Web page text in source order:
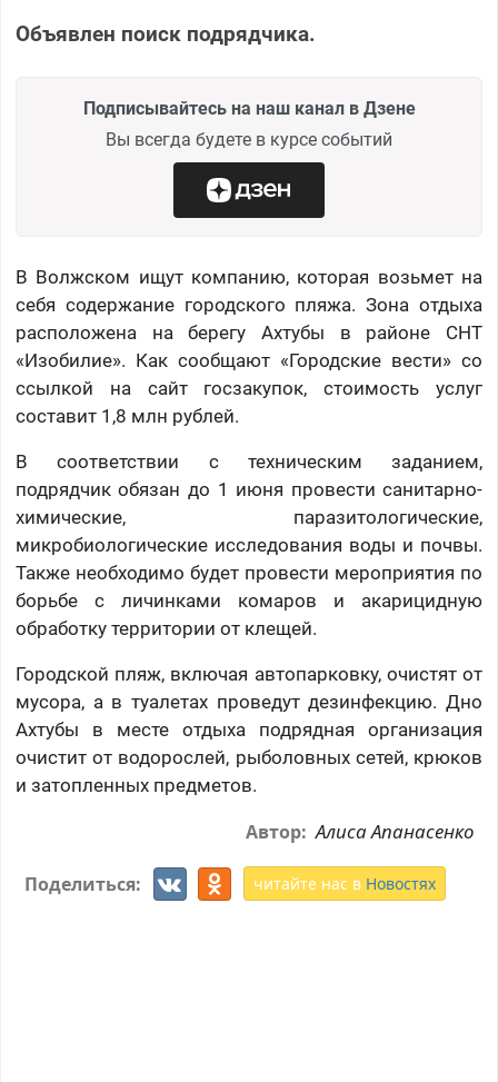
Объявлен поиск подрядчика.
Подписывайтесь на наш канал в Дзене
Вы всегда будете в курсе событий
В Волжском ищут компанию, которая возьмет на
себя содержание городского пляжа. Зона отдыха
расположена на берегу Ахтубы в районе СНТ
«Изобилие». Как сообщают «Городские вести» со
ссылкой на сайт госзакупок, стоимость услуг
составит 1,8 млн рублей.
В соответствии с техническим заданием,
подрядчик обязан до 1 июня провести санитарно-
химические, паразитологические,
микробиологические исследования воды и почвы.
Также необходимо будет провести мероприятия по
борьбе с личинками комаров и акарицидную
обработку территории от клещей.
Городской пляж, включая автопарковку, очистят от
мусора, а в туалетах проведут дезинфекцию. Дно
Ахтубы в месте отдыха подрядная организация
очистит от водорослей, рыболовных сетей, крюков
и затопленных предметов.
Автор: Алиса Апанасенко
Поделиться: читайте нас в Новостях